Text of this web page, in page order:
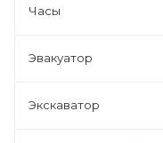
Часы
Эвакуатор
Экскаватор